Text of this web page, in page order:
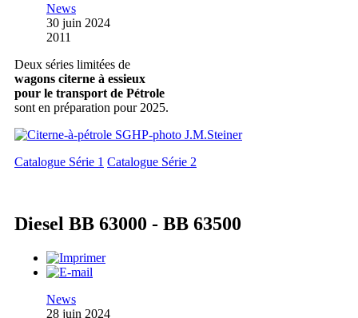
News
30 juin 2024
2011
Deux séries limitées de
wagons citerne à essieux
pour le transport de Pétrole
sont en préparation pour 2025.
Catalogue Série 1 Catalogue Série 2
Diesel BB 63000 - BB 63500
News
28 juin 2024